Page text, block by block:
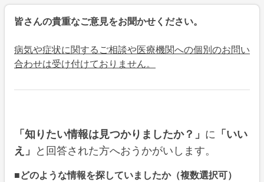
皆さんの貴重なご意見をお聞かせください。
病気や症状に関するご相談や医療機関への個別のお問い
合わせは受け付けておりません。
「知りたい情報は見つかりましたか？」 に 「いい
え」 と回答された方へおうかがいします。
■どのような情報を探していましたか（複数選択可）